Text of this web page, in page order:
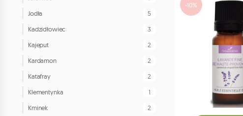
Jodła 5
Kadzidłowiec 3
Kajeput 2
Kardamon 2
Katafray 2
Klementynka 1
Kminek 2
-10%